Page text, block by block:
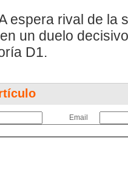
espera rival de la
un duelo
D1.
Email